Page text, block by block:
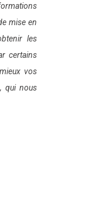
mise en
les
certains
vos
qui nous